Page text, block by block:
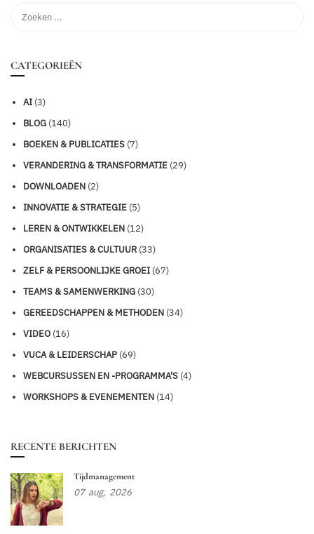
CATEGORIEËN
AI (3)
BLOG (140)
BOEKEN & PUBLICATIES (7)
VERANDERING & TRANSFORMATIE (29)
DOWNLOADEN (2)
INNOVATIE & STRATEGIE (5)
LEREN & ONTWIKKELEN (12)
ORGANISATIES & CULTUUR (33)
ZELF & PERSOONLIJKE GROEI (67)
TEAMS & SAMENWERKING (30)
GEREEDSCHAPPEN & METHODEN (34)
VIDEO (16)
VUCA & LEIDERSCHAP (69)
WEBCURSUSSEN EN -PROGRAMMA'S (4)
WORKSHOPS & EVENEMENTEN (14)
RECENTE BERICHTEN
Tijdmanagement
07 aug, 2026